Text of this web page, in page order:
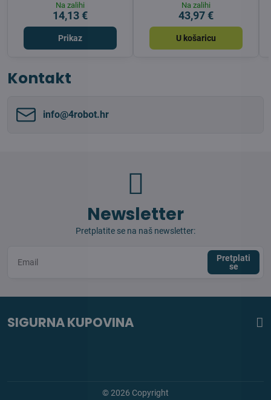
Na zalihi
14,13 €
Prikaz
Na zalihi
43,97 €
U košaricu
Kontakt
info​@4robot​.hr
Newsletter
Pretplatite se na naš newsletter:
Pretplati
se
SIGURNA KUPOVINA
©2026 Copyright